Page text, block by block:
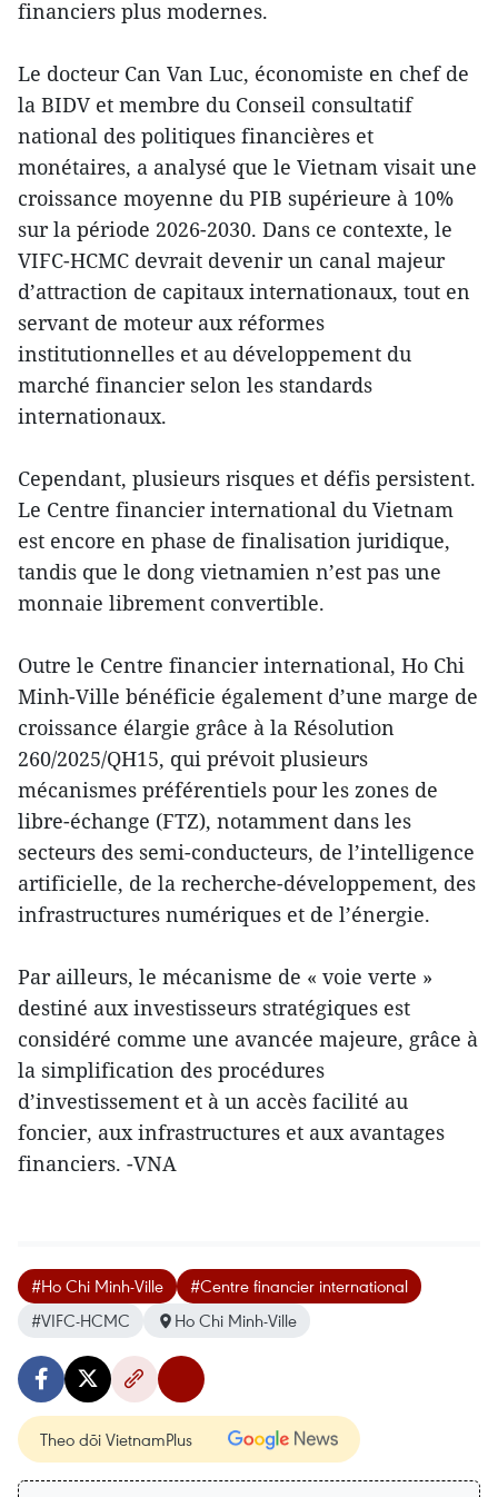
financiers plus modernes.
Le docteur Can Van Luc, économiste en chef de
la BIDV et membre du Conseil consultatif
national des politiques financières et
monétaires, a analysé que le Vietnam visait une
croissance moyenne du PIB supérieure à 10%
sur la période 2026-2030. Dans ce contexte, le
VIFC-HCMC devrait devenir un canal majeur
d’attraction de capitaux internationaux, tout en
servant de moteur aux réformes
institutionnelles et au développement du
marché financier selon les standards
internationaux.
Cependant, plusieurs risques et défis persistent.
Le Centre financier international du Vietnam
est encore en phase de finalisation juridique,
tandis que le dong vietnamien n’est pas une
monnaie librement convertible.
Outre le Centre financier international, Ho Chi
Minh-Ville bénéficie également d’une marge de
croissance élargie grâce à la Résolution
260/2025/QH15, qui prévoit plusieurs
mécanismes préférentiels pour les zones de
libre-échange (FTZ), notamment dans les
secteurs des semi-conducteurs, de l’intelligence
artificielle, de la recherche-développement, des
infrastructures numériques et de l’énergie.
Par ailleurs, le mécanisme de « voie verte »
destiné aux investisseurs stratégiques est
considéré comme une avancée majeure, grâce à
la simplification des procédures
d’investissement et à un accès facilité au
foncier, aux infrastructures et aux avantages
financiers. -VNA
#Ho Chi Minh-Ville
#Centre financier international
#VIFC-HCMC
Ho Chi Minh-Ville
Theo dõi VietnamPlus